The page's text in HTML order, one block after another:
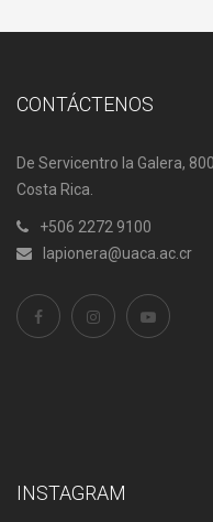
CONTÁCTENOS
De Servicentro la Galera,
Costa Rica.
+506 2272 9100
lapionera@uaca.ac.cr
INSTAGRAM